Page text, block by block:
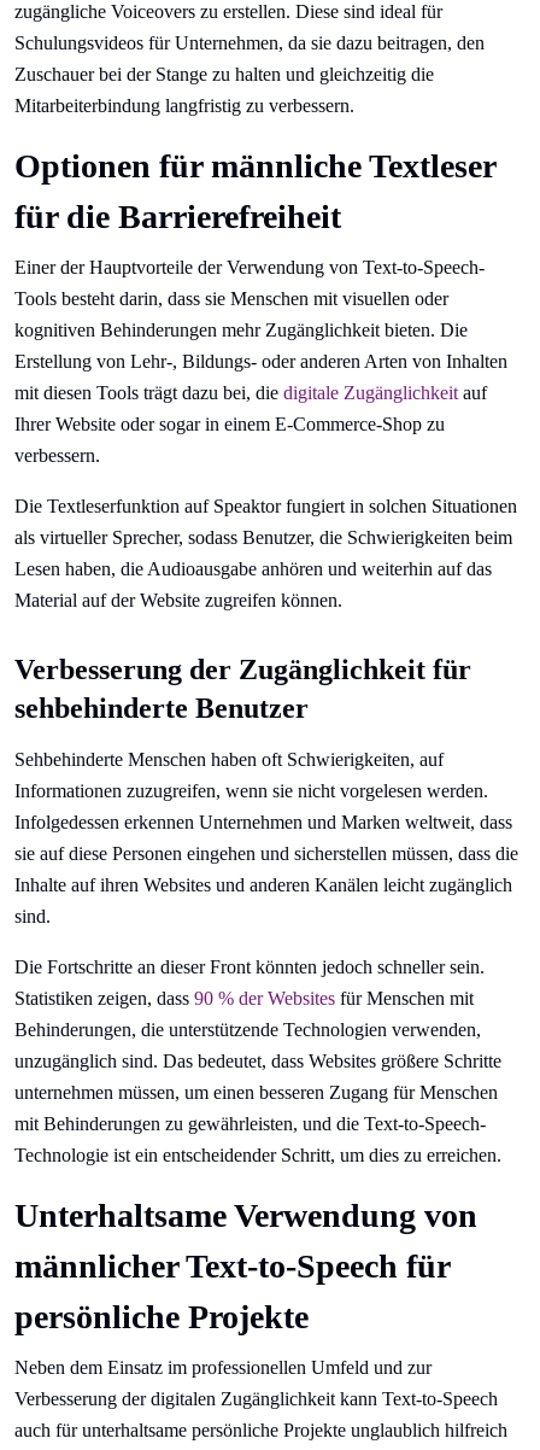
zugängliche Voiceovers zu erstellen. Diese sind ideal für
Schulungsvideos für Unternehmen, da sie dazu beitragen, den
Zuschauer bei der Stange zu halten und gleichzeitig die
Mitarbeiterbindung langfristig zu verbessern.
Optionen für männliche Textleser
für die Barrierefreiheit
Einer der Hauptvorteile der Verwendung von Text-to-Speech-
Tools besteht darin, dass sie Menschen mit visuellen oder
kognitiven Behinderungen mehr Zugänglichkeit bieten. Die
Erstellung von Lehr-, Bildungs- oder anderen Arten von Inhalten
mit diesen Tools trägt dazu bei, die digitale Zugänglichkeit auf
Ihrer Website oder sogar in einem E-Commerce-Shop zu
verbessern.
Die Textleserfunktion auf Speaktor fungiert in solchen Situationen
als virtueller Sprecher, sodass Benutzer, die Schwierigkeiten beim
Lesen haben, die Audioausgabe anhören und weiterhin auf das
Material auf der Website zugreifen können.
Verbesserung der Zugänglichkeit für
sehbehinderte Benutzer
Sehbehinderte Menschen haben oft Schwierigkeiten, auf
Informationen zuzugreifen, wenn sie nicht vorgelesen werden.
Infolgedessen erkennen Unternehmen und Marken weltweit, dass
sie auf diese Personen eingehen und sicherstellen müssen, dass die
Inhalte auf ihren Websites und anderen Kanälen leicht zugänglich
sind.
Die Fortschritte an dieser Front könnten jedoch schneller sein.
Statistiken zeigen, dass 90 % der Websites für Menschen mit
Behinderungen, die unterstützende Technologien verwenden,
unzugänglich sind. Das bedeutet, dass Websites größere Schritte
unternehmen müssen, um einen besseren Zugang für Menschen
mit Behinderungen zu gewährleisten, und die Text-to-Speech-
Technologie ist ein entscheidender Schritt, um dies zu erreichen.
Unterhaltsame Verwendung von
männlicher Text-to-Speech für
persönliche Projekte
Neben dem Einsatz im professionellen Umfeld und zur
Verbesserung der digitalen Zugänglichkeit kann Text-to-Speech
auch für unterhaltsame persönliche Projekte unglaublich hilfreich